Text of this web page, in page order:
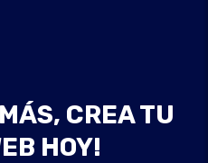
CREA TU
HOY!